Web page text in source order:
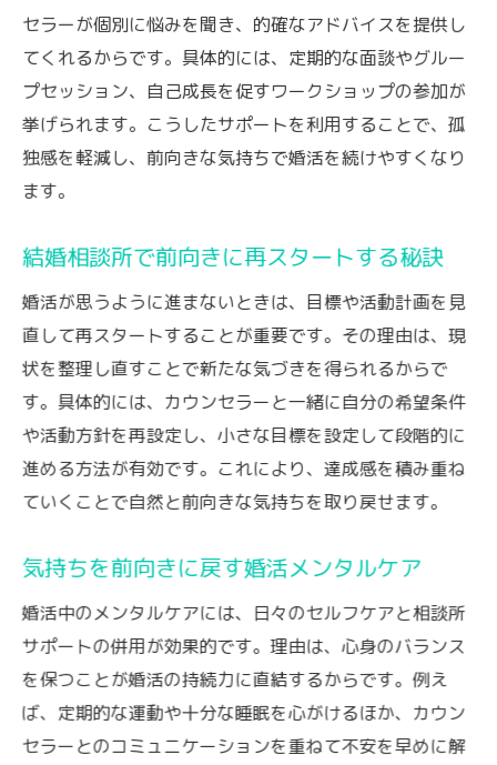
セラーが個別に悩みを聞き、的確なアドバイスを提供し
てくれるからです。具体的には、定期的な面談やグルー
プセッション、自己成長を促すワークショップの参加が
挙げられます。こうしたサポートを利用することで、孤
独感を軽減し、前向きな気持ちで婚活を続けやすくなり
ます。
結婚相談所で前向きに再スタートする秘訣
婚活が思うように進まないときは、目標や活動計画を見
直して再スタートすることが重要です。その理由は、現
状を整理し直すことで新たな気づきを得られるからで
す。具体的には、カウンセラーと一緒に自分の希望条件
や活動方針を再設定し、小さな目標を設定して段階的に
進める方法が有効です。これにより、達成感を積み重ね
ていくことで自然と前向きな気持ちを取り戻せます。
気持ちを前向きに戻す婚活メンタルケア
婚活中のメンタルケアには、日々のセルフケアと相談所
サポートの併用が効果的です。理由は、心身のバランス
を保つことが婚活の持続力に直結するからです。例え
ば、定期的な運動や十分な睡眠を心がけるほか、カウン
セラーとのコミュニケーションを重ねて不安を早めに解